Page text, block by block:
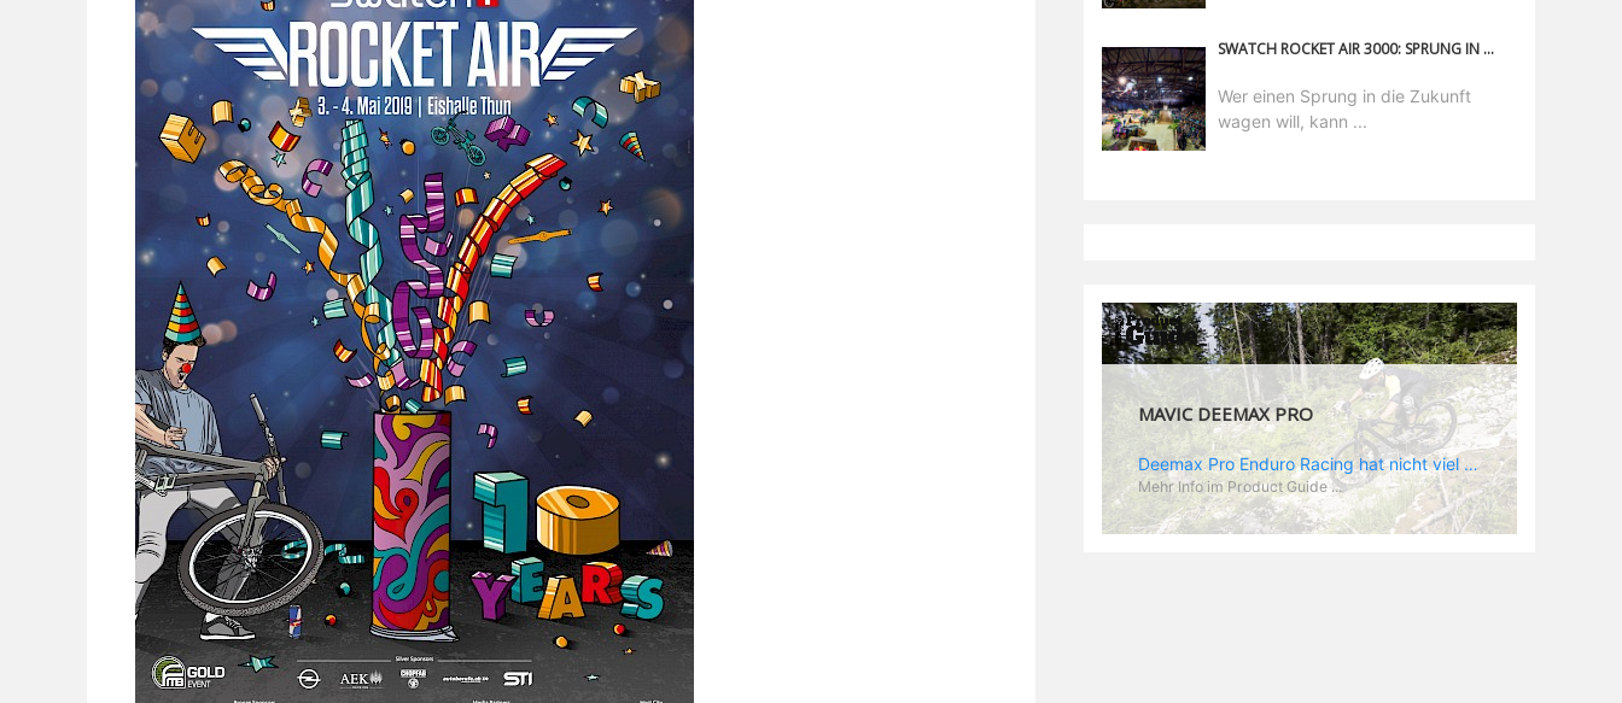
SWATCH ROCKET AIR 3000: SPRUNG IN DIE ZUKUNFT AN DIESEM WOCHENENDE!
Wer einen Sprung in die Zukunft
wagen will, kann ...
MAVIC DEEMAX PRO
Deemax Pro Enduro Racing hat nicht viel mit der gemütlichen Trail Runde nach Feierabend zu tun. Im Racing zählt jede Sekunde und da wird hart geballert. Dementsprechend hoch sind die Belastungen und die Anforderungen an ein spezielles Enduro Laufrad. „Deemax“ als Grundlage ist ein guter Ausgangspunkt. Zusammen mit Sam Hill hat Mavic das „Deemax Pro“ entwickelt, das genau den Anforderungen gerecht wird, die es bedarf, um ein EWS Rennen zu gewinnen (dass es wirklich funktioniert hat Sam ja bereits bewiesen). Was also zeichnet den neuen Laufradsatz aus? - optimales Verhältnis aus Gewicht und Stabilität - neue „Zycral“ Speichen aus einer speziellen Legierung, die besonders gutes „Feedback“ gibt - „Fore Drill“: dieser Begriff steht für Mavics Nippel: die besitzen einen größeren Durchmesser, als normal und die Gewinde in der Speiche werden von innen gebohrt, was der Felgenstruktur eine höhere Stabilität verleihen soll. Das Ergebnis: eine leichtere Felge, die Kräfte besser aufnehmen und absorbieren kann - speziell angepasste Felgenbreite. Im Enduroeinsatz kommen hinten meist Reifen zum Einsatz, die auf gutes Rollen optimiert sind während vorn die griffigeren Profile montiert werden. Demzufolge spart Mavic am Hinterrad Material und Gewicht, indem man eine 25 mm Felge verbaut während vorn, wie am DH Laufrad, eine 28 mm Felge zum Einsatz kommt. „Race Tundes Rim Width“ nennt Mavic das. - natürlich sind auch die „Deemax Pro“ UST, also perfekt für den Tubeless Einsatz geeignet.
Mehr Info im Product Guide ...